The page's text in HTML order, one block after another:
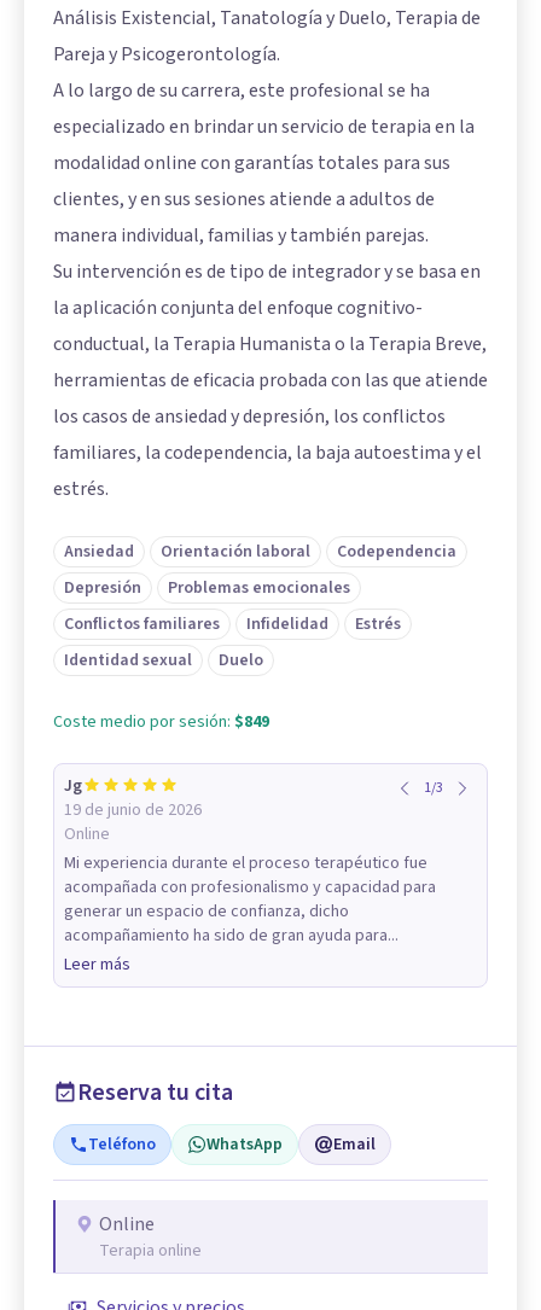
Análisis Existencial, Tanatología y Duelo, Terapia de
Pareja y Psicogerontología.
A lo largo de su carrera, este profesional se ha
especializado en brindar un servicio de terapia en la
modalidad online con garantías totales para sus
clientes, y en sus sesiones atiende a adultos de
manera individual, familias y también parejas.
Su intervención es de tipo de integrador y se basa en
la aplicación conjunta del enfoque cognitivo-
conductual, la Terapia Humanista o la Terapia Breve,
herramientas de eficacia probada con las que atiende
los casos de ansiedad y depresión, los conflictos
familiares, la codependencia, la baja autoestima y el
estrés.
Ansiedad Orientación laboral
Codependencia
Depresión
Problemas emocionales
Conflictos familiares
Infidelidad
Estrés
Identidad sexual
Duelo
Coste medio por sesión: $849
Jg
19 de junio de 2026
Online
1/3
Mi experiencia durante el proceso terapéutico fue
acompañada con profesionalismo y capacidad para
generar un espacio de confianza, dicho
acompañamiento ha sido de gran ayuda para...
Leer más
Reserva tu cita
Teléfono WhatsApp Email
Online
Terapia online